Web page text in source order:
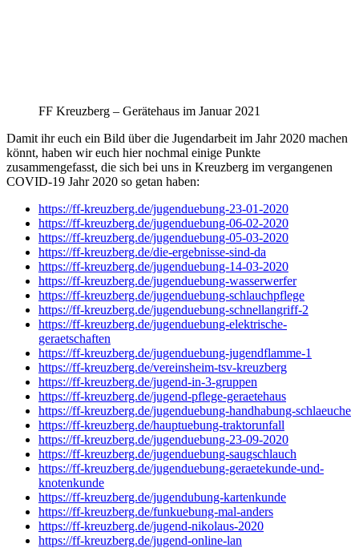
FF Kreuzberg – Gerätehaus im Januar 2021
Damit ihr euch ein Bild über die Jugendarbeit im Jahr 2020 machen
könnt, haben wir euch hier nochmal einige Punkte
zusammengefasst, die sich bei uns in Kreuzberg im vergangenen
COVID-19 Jahr 2020 so getan haben:
https://ff-kreuzberg.de/jugenduebung-23-01-2020
https://ff-kreuzberg.de/jugenduebung-06-02-2020
https://ff-kreuzberg.de/jugenduebung-05-03-2020
https://ff-kreuzberg.de/die-ergebnisse-sind-da
https://ff-kreuzberg.de/jugenduebung-14-03-2020
https://ff-kreuzberg.de/jugenduebung-wasserwerfer
https://ff-kreuzberg.de/jugenduebung-schlauchpflege
https://ff-kreuzberg.de/jugenduebung-schnellangriff-2
https://ff-kreuzberg.de/jugenduebung-elektrische-
geraetschaften
https://ff-kreuzberg.de/jugenduebung-jugendflamme-1
https://ff-kreuzberg.de/vereinsheim-tsv-kreuzberg
https://ff-kreuzberg.de/jugend-in-3-gruppen
https://ff-kreuzberg.de/jugend-pflege-geraetehaus
https://ff-kreuzberg.de/jugenduebung-handhabung-schlaeuche
https://ff-kreuzberg.de/hauptuebung-traktorunfall
https://ff-kreuzberg.de/jugenduebung-23-09-2020
https://ff-kreuzberg.de/jugenduebung-saugschlauch
https://ff-kreuzberg.de/jugenduebung-geraetekunde-und-
knotenkunde
https://ff-kreuzberg.de/jugendubung-kartenkunde
https://ff-kreuzberg.de/funkuebung-mal-anders
https://ff-kreuzberg.de/jugend-nikolaus-2020
https://ff-kreuzberg.de/jugend-online-lan